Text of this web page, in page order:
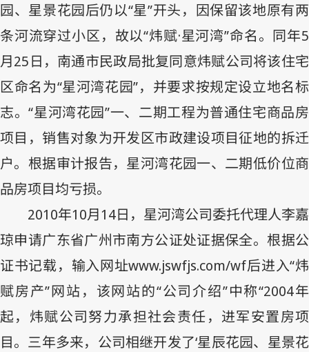
园、星景花园后仍以“星”开头，因保留该地原有两
条河流穿过小区，故以“炜赋·星河湾”命名。同年5
月25日，南通市民政局批复同意炜赋公司将该住宅
区命名为“星河湾花园”，并要求按规定设立地名标
志。“星河湾花园”一、二期工程为普通住宅商品房
项目，销售对象为开发区市政建设项目征地的拆迁
户。根据审计报告，星河湾花园一、二期低价位商
品房项目均亏损。
2010年10月14日，星河湾公司委托代理人李嘉
琼申请广东省广州市南方公证处证据保全。根据公
证书记载，输入网址www.jswfjs.com/wf后进入“炜
赋房产”网站，该网站的“公司介绍”中称“2004年
起，炜赋公司努力承担社会责任，进军安置房项
目。三年多来，公司相继开发了‘星辰花园、星景花